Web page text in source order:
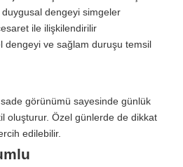
dengeyi simgeler
ile ilişkilendirilir
dengeyi ve sağlam duruşu temsil
görünümü sayesinde günlük
oluşturur. Özel günlerde de dikkat
edilebilir.